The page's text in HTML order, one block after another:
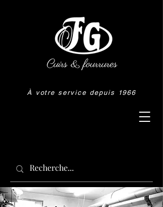
À votre service depuis 1966